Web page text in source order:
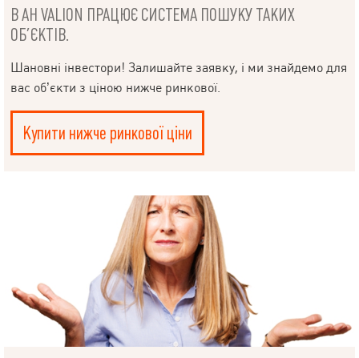
В АН VALION ПРАЦЮЄ СИСТЕМА ПОШУКУ ТАКИХ
ОБ’ЄКТІВ.
Шановні інвестори! Залишайте заявку, і ми знайдемо для
вас об’єкти з ціною нижче ринкової.
Купити нижче ринкової ціни